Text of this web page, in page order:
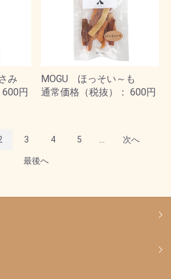
み
円
MOGU ほっそい～も
通常価格（税抜）： 600円
3 4 5 次へ
最後へ